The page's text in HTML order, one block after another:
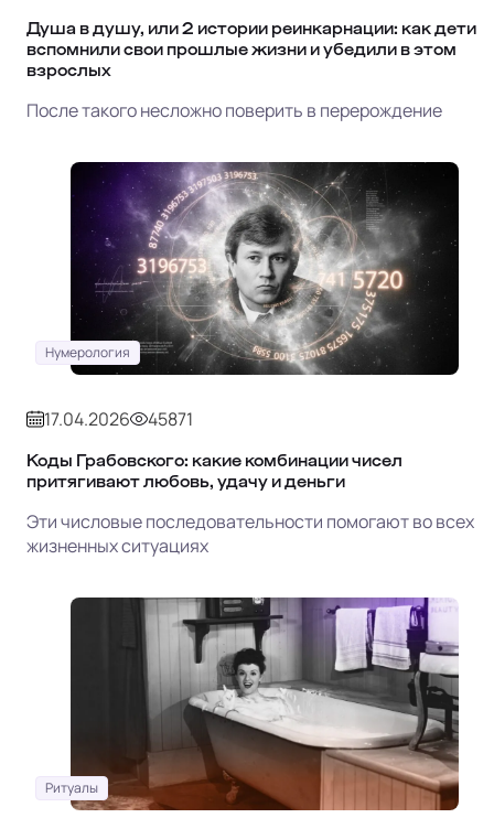
Душа в душу, или 2 истории реинкарнации: как дети
вспомнили свои прошлые жизни и убедили в этом
взрослых
После такого несложно поверить в перерождение
Нумерология
17.04.2026 45871
Коды Грабовского: какие комбинации чисел
притягивают любовь, удачу и деньги
Эти числовые последовательности помогают во всех
жизненных ситуациях
Ритуалы